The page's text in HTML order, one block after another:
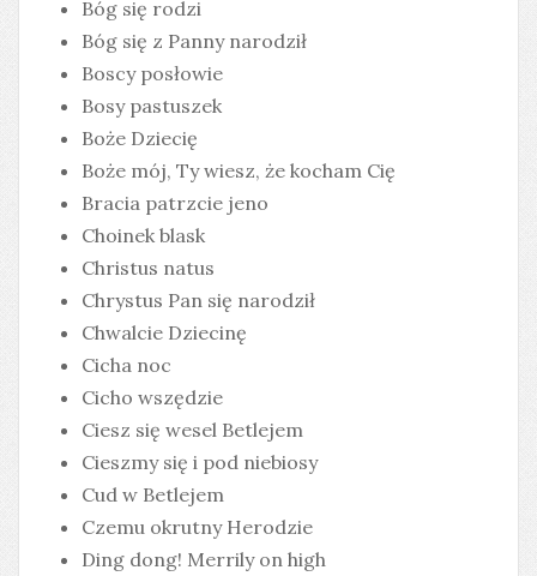
Bóg się rodzi
Bóg się z Panny narodził
Boscy posłowie
Bosy pastuszek
Boże Dziecię
Boże mój, Ty wiesz, że kocham Cię
Bracia patrzcie jeno
Choinek blask
Christus natus
Chrystus Pan się narodził
Chwalcie Dziecinę
Cicha noc
Cicho wszędzie
Ciesz się wesel Betlejem
Cieszmy się i pod niebiosy
Cud w Betlejem
Czemu okrutny Herodzie
Ding dong! Merrily on high